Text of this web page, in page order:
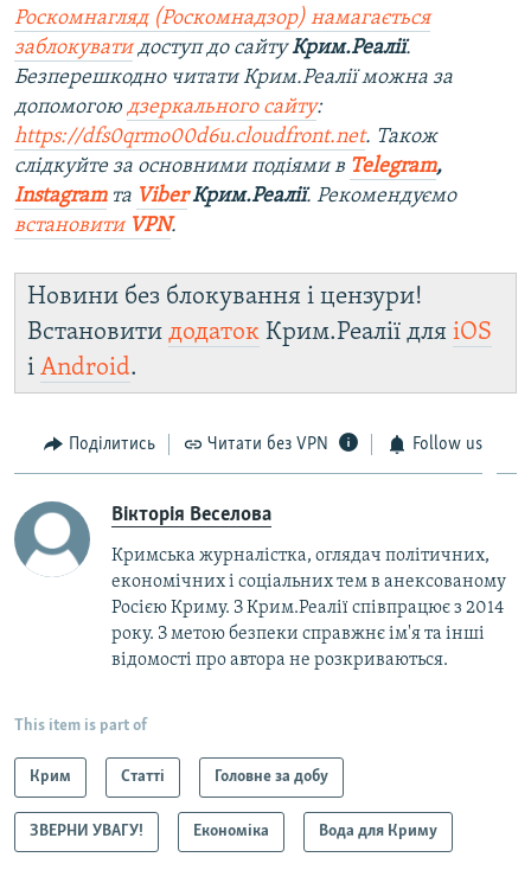
Роскомнагляд (Роскомнадзор) намагається
заблокуватидоступ до сайтуКрим.Реалії.
Безперешкодно читати Крим.Реалії можна за
допомогою дзеркального сайту:
https://dfs0qrmo00d6u.cloudfront.net. Також
слідкуйте за основними подіями в Telegram,
Instagramта ViberКрим.Реалії. Рекомендуємо
встановити VPN.
Новини без блокування і цензури!
Встановити додаток Крим.Реалії для iOS
і Android.
Поділитись Читати без VPN Follow us
Вікторія Веселова
Кримська журналістка, оглядач політичних,
економічних і соціальних тем в анексованому
Росією Криму. З Крим.Реалії співпрацює з 2014
року. З метою безпеки справжнє ім'я та інші
відомості про автора не розкриваються.
This item is part of
Крим Статті Головне за добу
ЗВЕРНИ УВАГУ! Економіка Вода для Криму